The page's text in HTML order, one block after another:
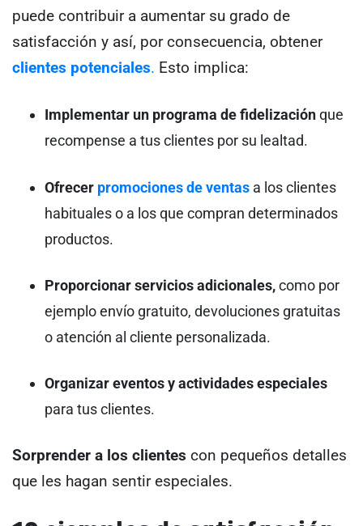
puede contribuir a aumentar su grado de
satisfacción y así, por consecuencia, obtener
clientes potenciales. Esto implica:
Implementar un programa de fidelizaciónque
recompense a tus clientes por su lealtad.
Ofrecer promociones de ventas a los clientes
habituales o a los que compran determinados
productos.
Proporcionar servicios adicionales,como por
ejemplo envío gratuito, devoluciones gratuitas
o atención al cliente personalizada.
Organizar eventos y actividades especiales
para tus clientes.
Sorprender a los clientes con pequeños detalles
que les hagan sentir especiales.